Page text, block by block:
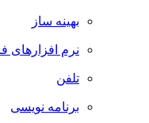
بهینه ساز
نرم افزارهای
تلفن
برنامه نویسی